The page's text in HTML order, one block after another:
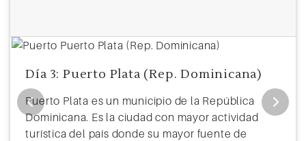
14 Ocean Cay
15 Miami (EEUU) 7:00
Día 3: Puerto Plata (Rep. Dominicana)
Puerto Plata es un municipio de la República
Dominicana. Es la ciudad con mayor actividad
turística del país donde su mayor fuente de